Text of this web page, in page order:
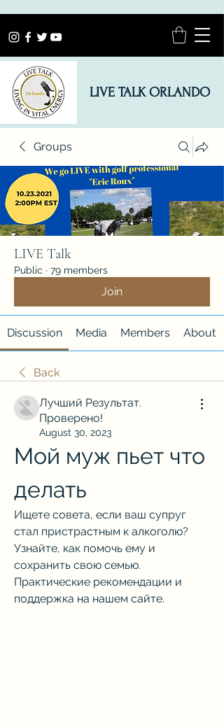
LIVE TALK ORLANDO
Groups
LIVE Talk
Public · 79 members
Join
Discussion Media Members About
Back
Лучший Результат.
Проверено!
August 30, 2023
Мой муж пьет что
делать
Ищете совета, если ваш супруг
стал пристрастным к алкоголю?
Узнайте, как помочь ему и
сохранить свою семью.
Практические рекомендации и
поддержка на нашем сайте.